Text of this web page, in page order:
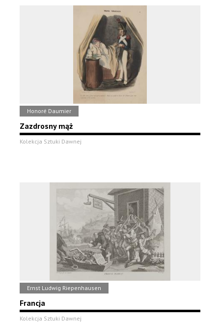
Honoré Daumier
Zazdrosny mąż
Kolekcja Sztuki Dawnej
Ernst Ludwig Riepenhausen
Francja
Kolekcja Sztuki Dawnej